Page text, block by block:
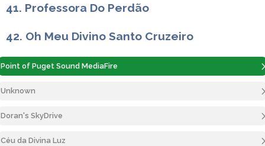
41. Professora Do Perdão
42. Oh Meu Divino Santo Cruzeiro
Point of Puget Sound MediaFire
Unknown
Doran's SkyDrive
Céu da Divina Luz